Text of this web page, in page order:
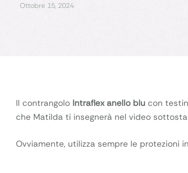
Ottobre 15, 2024
Il contrangolo Intraflex anello blu con
che Matilda ti insegnerà nel video
Ovviamente, utilizza sempre le protezioni